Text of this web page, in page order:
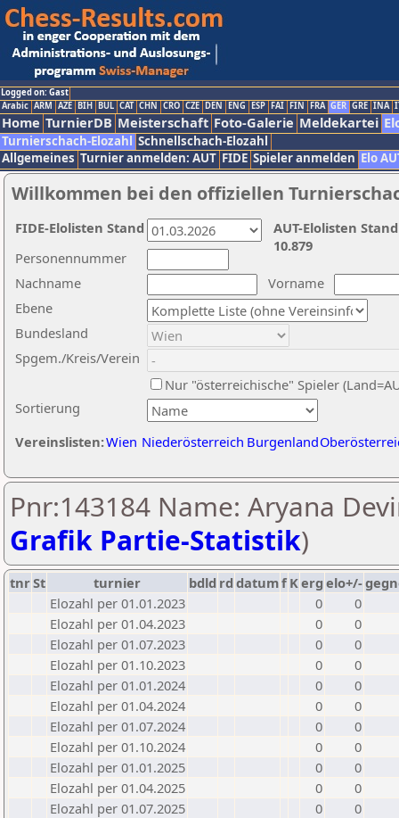
Logged on: Gast
Arabic ARM AZE BIH BUL CAT CHN CRO CZE DEN ENG ESP FAI FIN FRA GER GRE INA
Home TurnierDB Meisterschaft Foto-Galerie Meldekartei
Turnierschach-Elozahl Schnellschach-Elozahl
Allgemeines Turnier anmelden: AUT FIDE Spieler anmelden Elo
Willkommen bei den offiziellen
Nachname
Vorname
Ebene
Sortierung
Personennummer
Bundesland
Spgem./Kreis/Verein
Nur "österreichische" Spieler
Vereinslisten:Wien Niederösterreich Burgenland
AUT-Elolisten
10.879
FIDE-Elolisten Stand
Pnr:143184 Name: Aryana
Grafik Partie-Statistik)
tnrSt turnier bdld rd datumf Kerg elo+/-
Elozahl per 01.01.2023
0
0
Elozahl per 01.04.2023
0
0
Elozahl per 01.07.2023
0
0
Elozahl per 01.10.2023
0
0
Elozahl per 01.01.2024
0
0
Elozahl per 01.04.2024
0
0
Elozahl per 01.07.2024
0
0
Elozahl per 01.10.2024
0
0
Elozahl per 01.01.2025
0
0
Elozahl per 01.04.2025
0
0
Elozahl per 01.07.2025
0
0